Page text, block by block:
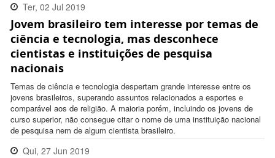
Ter, 02 Jul 2019
16:56:00 -0300
Jovem brasileiro tem interesse por temas de
ciência e tecnologia, mas desconhece
cientistas e instituições de pesquisa
nacionais
Temas de ciência e tecnologia despertam grande interesse entre os
jovens brasileiros, superando assuntos relacionados a esportes e
comparável aos de religião. A maioria porém, incluindo os jovens de
curso superior, não consegue citar o nome de uma instituição nacional
de pesquisa nem de algum cientista brasileiro.
Qui, 27 Jun 2019